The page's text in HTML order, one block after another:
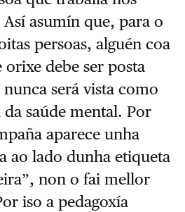
Así asumín que, para o
persoas, alguén coa
debe ser posta
nunca será vista como
saúde mental. Por
aparece unha
ao lado dunha etiqueta
non o fai mellor
iso a pedagoxía